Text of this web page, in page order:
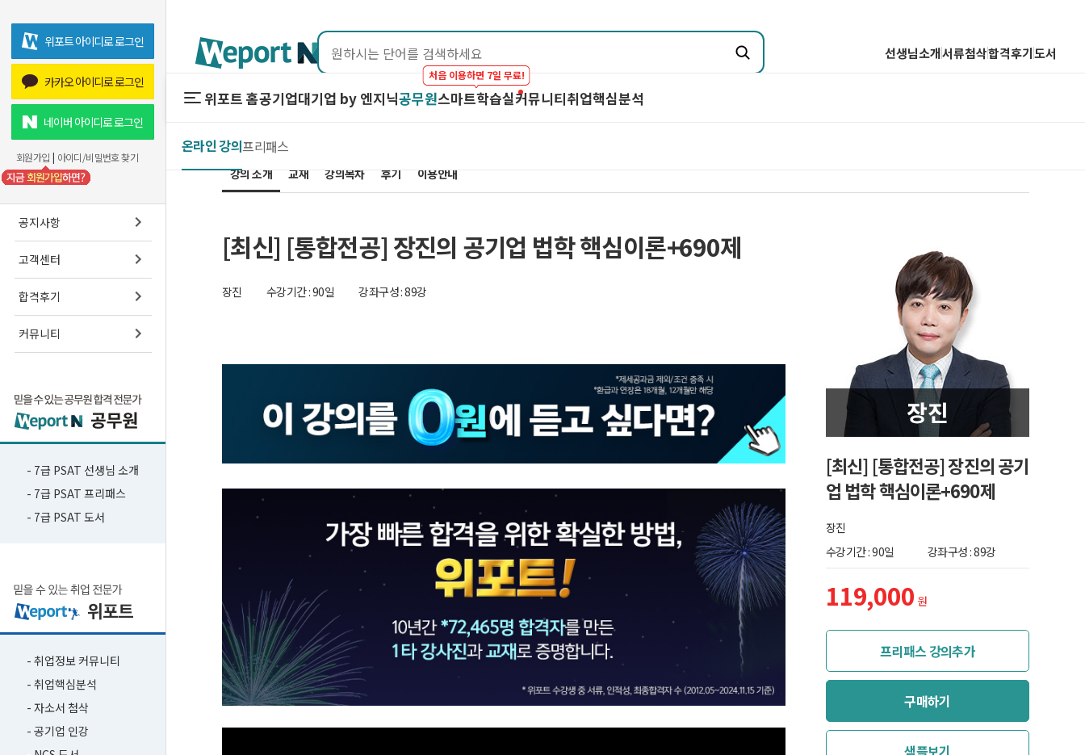
위포트 아이디로 로그인
카카오 아이디로 로그인
네이버 아이디로 로그인
회원가입 | 아이디/비밀번호 찾기
공지사항
고객센터
합격후기
커뮤니티
- 7급 PSAT 선생님 소개
- 7급 PSAT 프리패스
- 7급 PSAT 도서
- 취업정보 커뮤니티
- 취업핵심분석
- 자소서 첨삭
- 공기업 인강
선생님소개서류첨삭합격후기도서
위포트 홈공기업대기업 by 엔지닉공무원
온라인 강의프리패스
스마트학습실
처음 이용하면 7일 무료!
커뮤니티취업핵심분석
프리패스
스마트학습실
스마트학습실
학원 강의
마이노트
강의 Q&A
FAQ
전공핵심분석
강의 소개 교재 강의목차 후기 이용안내
[최신] [통합전공] 장진의 공기업 법학 핵심이론+690제
장진 수강기간 : 90일 강좌구성 : 89강
[최신] [통합전공] 장진의 공기
업 법학 핵심이론+690제
장진
수강기간 : 90일
강좌구성 : 89강
119,000 원
프리패스 강의추가
구매하기
샘플보기